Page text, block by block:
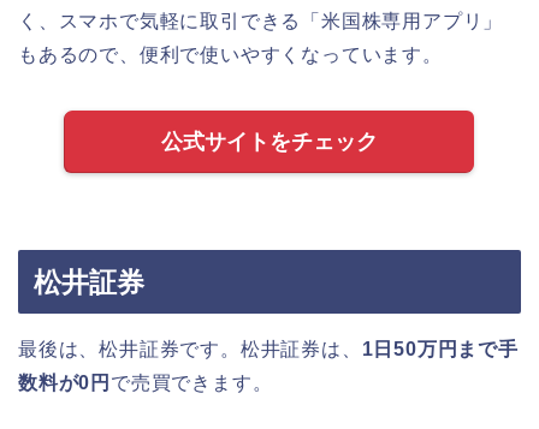
く、スマホで気軽に取引できる「米国株専用アプリ」
もあるので、便利で使いやすくなっています。
公式サイトをチェック
松井証券
最後は、松井証券です。松井証券は、 1日50万円まで手
数料が0円 で売買できます。